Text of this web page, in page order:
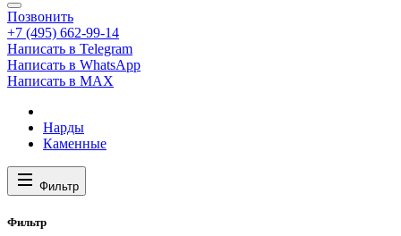
Позвонить
+7 (495) 662-99-14
Написать в Telegram
Написать в WhatsApp
Написать в MAX
Нарды
Каменные
Фильтр
Фильтр